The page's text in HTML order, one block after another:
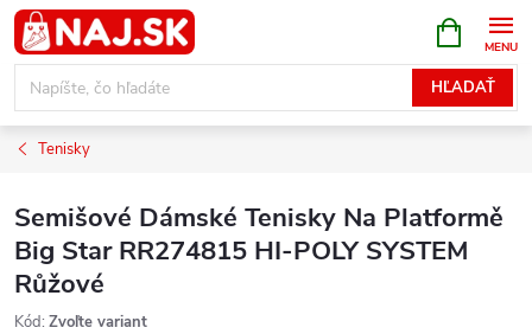
Prejsť
na
obsah
HĽADAŤ
KOŠÍK
Tenisky
Semišové Dámské Tenisky Na Platformě
Big Star RR274815 HI-POLY SYSTEM
Růžové
Kód: Zvoľte variant